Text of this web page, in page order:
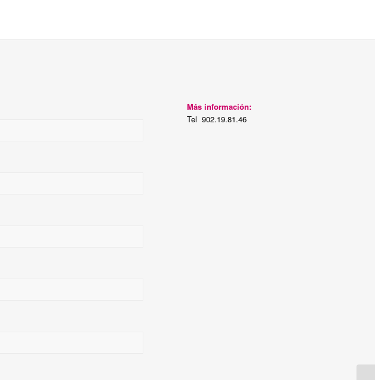
Más información:
Tel 902.19.81.46